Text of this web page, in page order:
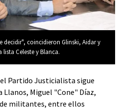
decidir", coincidieron Glinski, Aidar y
lista Celeste y Blanca.
Partido Justicialista sigue
Llanos, Miguel "Cone" Díaz,
militantes, entre ellos